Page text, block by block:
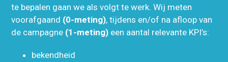
te bepalen gaan we als volgt te werk. Wij meten
voorafgaand (0-meting), tijdens en/of na afloop van
de campagne (1-meting) een aantal relevante KPI’s:
bekendheid